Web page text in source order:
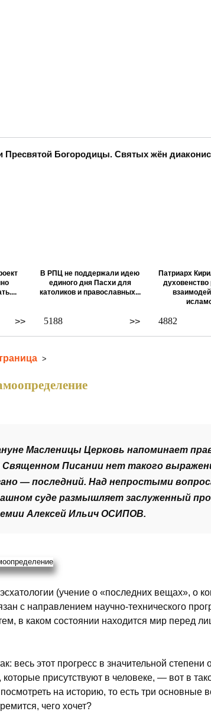
Пресвятой Богородицы. Святых жён
>>
В РПЦ не поддержали идею
единого дня Пасхи для
католиков и православных...
>>
5188
Патриарх
духовенство
4882
>
Масленицы Церковь напоминает
Священном Писании нет такого
— последний. Над непростыми
суде размышляет заслуженный
Алексей Ильич ОСИПОВ.
(учение о «последних вещах», о
с направлением научно-технического
в каком состоянии находится мир перед
весь этот прогресс в значительной
присутствуют в человеке, — вот в
на историю, то есть три основные
чего хочет?